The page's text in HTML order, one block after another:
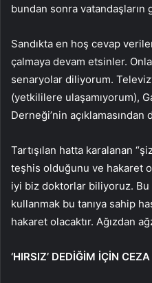
bundan sonra vatandaşların
Sandıkta en hoş cevap
çalmaya devam etsinler.
senaryolar diliyorum.
(yetkililere ulaşamıyorum),
Derneği’nin açıklamasından
Tartışılan hatta karalanan
teşhis olduğunu ve hakaret
iyi biz doktorlar biliyoruz.
kullanmak bu tanıya sahip
hakaret olacaktır. Ağızdan
‘HIRSIZ’ DEDİĞİM İÇİN